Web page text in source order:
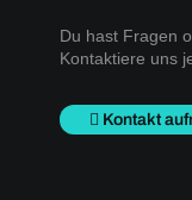
Du hast Fragen
Kontaktiere uns
Kontakt